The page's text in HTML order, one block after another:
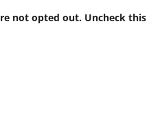
not opted out. Uncheck